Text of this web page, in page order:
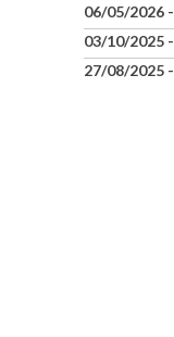
06/05/2026 -
03/10/2025 -
27/08/2025 -